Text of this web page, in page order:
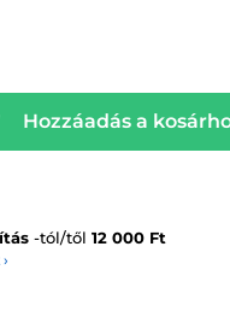
Hozzáadás a
-tól/től 12 000 Ft